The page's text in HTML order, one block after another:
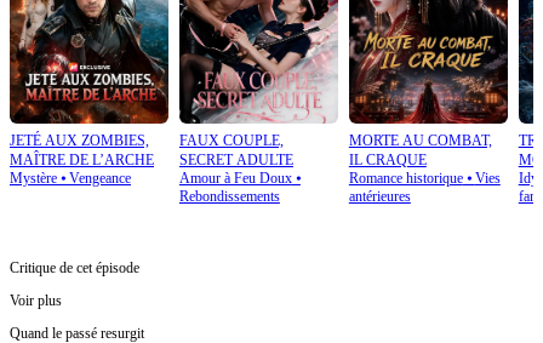
JETÉ AUX ZOMBIES,
MAÎTRE DE L’ARCHE
Mystère ⦁ Vengeance
FAUX COUPLE,
SECRET ADULTE
Amour à Feu Doux⦁
Rebondissements
MORTE AU COMBAT,
IL CRAQUE
Romance historique⦁ Vies
antérieures
Critique de cet épisode
Voir plus
Quand le passé resurgit